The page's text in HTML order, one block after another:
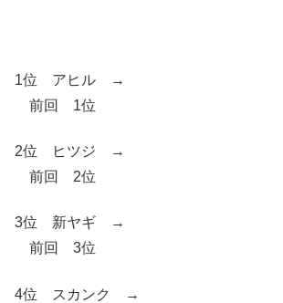
1位 アヒル →
前回 1位
2位 ヒツジ →
前回 2位
3位 新ヤギ →
前回 3位
4位 スカンク →